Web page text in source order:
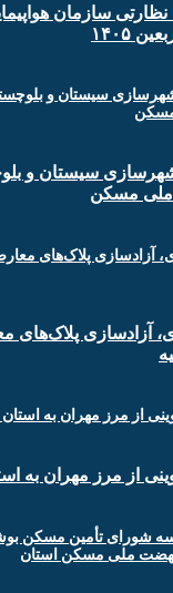
سازمان
۱۴۰۵
شهرسازی سیستان و
ملی مسکن
آزادسازی پلاک‌های